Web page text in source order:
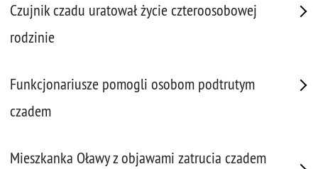
Czujnik czadu uratował życie czteroosobowej
rodzinie
Funkcjonariusze pomogli osobom podtrutym
czadem
Mieszkanka Oławy z objawami zatrucia czadem